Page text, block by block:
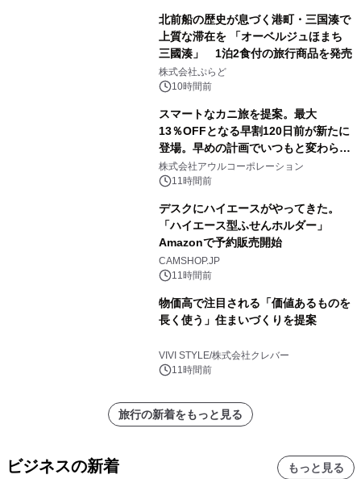
北前船の歴史が息づく港町・三国湊で
上質な滞在を 「オーベルジュほまち
三國湊」 1泊2食付の旅行商品を発売
株式会社ぷらど
10時間前
スマートなカニ旅を提案。最大
13％OFFとなる早割120日前が新たに
登場。早めの計画でいつもと変わらぬ
大人の冬旅を。ー夕日ヶ浦温泉「佳松
苑 別邸ふうか」ー
株式会社アウルコーポレーション
11時間前
デスクにハイエースがやってきた。
「ハイエース型ふせんホルダー」
Amazonで予約販売開始
CAMSHOP.JP
11時間前
物価高で注目される「価値あるものを
長く使う」住まいづくりを提案
VIVI STYLE/株式会社クレバー
11時間前
旅行の新着をもっと見る
ビジネスの新着 もっと見る